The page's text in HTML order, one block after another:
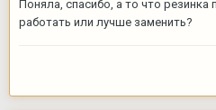
Поняла, спасибо, а то что
работать или лучше заменить?